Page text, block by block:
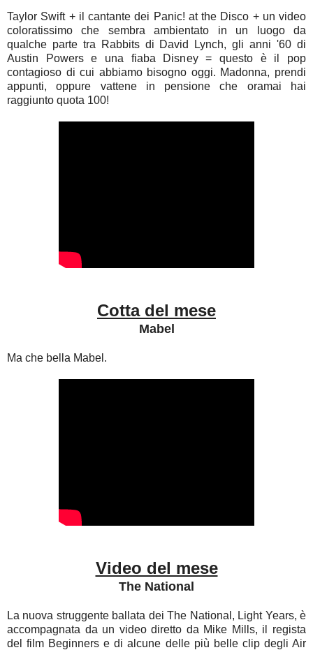
Taylor Swift + il cantante dei Panic! at the Disco + un video
coloratissimo che sembra ambientato in un luogo da
qualche parte tra Rabbits di David Lynch, gli anni '60 di
Austin Powers e una fiaba Disney = questo è il pop
contagioso di cui abbiamo bisogno oggi. Madonna, prendi
appunti, oppure vattene in pensione che oramai hai
raggiunto quota 100!
Cotta del mese
Mabel
Ma che bella Mabel.
Video del mese
The National
La nuova struggente ballata dei The National, Light Years, è
accompagnata da un video diretto da Mike Mills, il regista
del film Beginners e di alcune delle più belle clip degli Air